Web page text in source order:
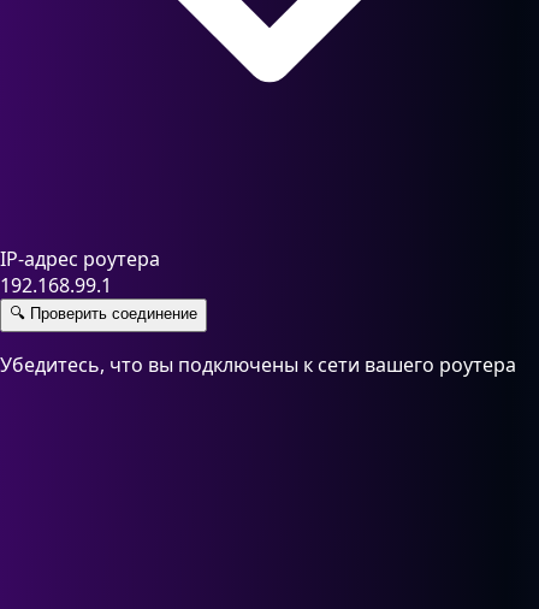
IP-адрес роутера
192.168.99.1
🔍 Проверить соединение
Убедитесь, что вы подключены к сети вашего роутера